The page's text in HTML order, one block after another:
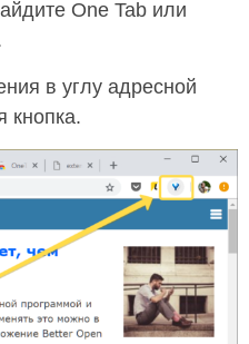
One Tab или
в углу адресной
кнопка.